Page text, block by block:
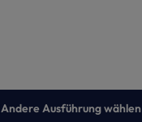
Andere Ausführung wählen